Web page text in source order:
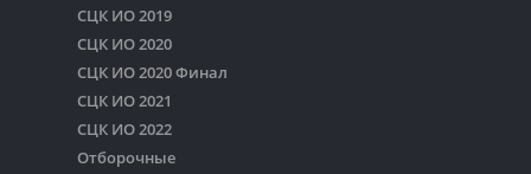
СЦК ИО 2019
СЦК ИО 2020
СЦК ИО 2020 Финал
СЦК ИО 2021
СЦК ИО 2022
Отборочные